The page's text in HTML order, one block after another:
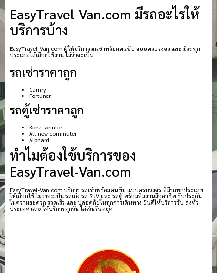
EasyTravel-Van.com มีรถอะไรให้
บริการบ้าง
EasyTravel-Van.com ผู้ให้บริการรถเช่าพร้อมคนขับ แบบครบวงจร และ มีรถทุก
ประเภทให้เลือกใช้งาน ไม่ว่าจะเป็น
รถเช่าราคาถูก
Camry
Fortuner
รถตู้เช่าราคาถูก
Benz sprinter
All new commuter
Alphard
ทำไมต้องใช้บริการของ
EasyTravel-Van.com
EasyTravel-Van.com บริการ รถเช่าพร้อมคนขับ แบบครบวงจร ที่มีรถทุกประเภท
ให้เลือกใช้ ไม่ว่าจะเป็น รถเก๋ง รถ SUV และ รถตู้ พร้อมทีมงานมืออาชีพ รับประกัน
ในความสะดวก รวดเร็ว และ ปลอดภัยในทุกการเดินทาง ยินดีให้บริการรับ-ส่งทั่ว
ประเทศ และ ให้บริการทุกวัน ไม่เว้นวันหยุด